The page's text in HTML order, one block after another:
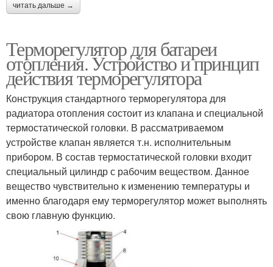
читать дальше →
Терморегулятор для батареи
отопления. Устройство и принцип
действия терморегулятора
Конструкция стандартного терморегулятора для
радиатора отопления состоит из клапана и специальной
термостатической головки. В рассматриваемом
устройстве клапан является т.н. исполнительным
прибором. В состав термостатической головки входит
специальный цилиндр с рабочим веществом. Данное
вещество чувствительно к изменению температуры и
именно благодаря ему терморегулятор может выполнять
свою главную функцию.